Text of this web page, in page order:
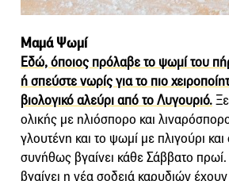
Μαμά Ψωμί
Εδώ, όποιος πρόλαβε το ψωμί του
ή σπεύστε νωρίς για το πιο
βιολογικό αλεύρι από το Λυγουριό.
ολικής με ηλιόσπορο και
γλουτένη και το ψωμί με πλιγούρι
συνήθως βγαίνει κάθε Σάββατο
βγαίνει η νέα σοδειά καρυδιών